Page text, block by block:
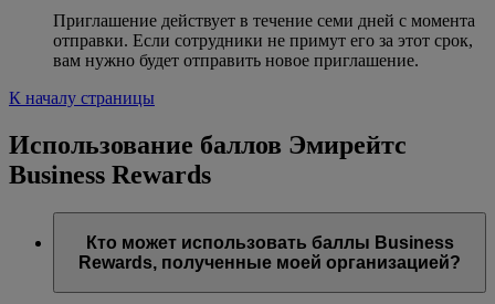
Приглашение действует в течение семи дней с момента
отправки. Если сотрудники не примут его за этот срок,
вам нужно будет отправить новое приглашение.
К началу страницы
Использование баллов Эмирейтс
Business Rewards
Кто может использовать баллы Business
Rewards, полученные моей организацией?